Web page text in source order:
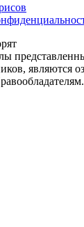
являются